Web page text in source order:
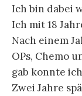
Ich bin dabei
Ich mit 18
Nach einem
OPs, Chemo
gab konnte
Zwei Jahre